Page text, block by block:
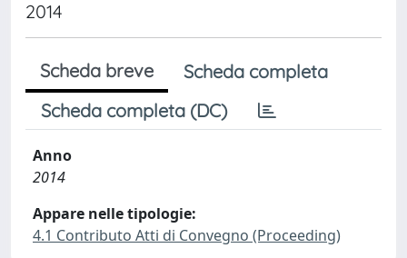
2014
Scheda breve
Scheda completa
Scheda completa (DC)
Anno
2014
Appare nelle tipologie:
4.1 Contributo Atti di Convegno (Proceeding)